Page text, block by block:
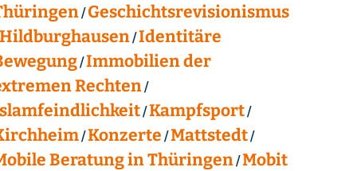
Geschichtsrevisionismus
Identitäre
Immobilien der
Rechten
Kampfsport
Konzerte Mattstedt
Beratung in Thüringen Mobit